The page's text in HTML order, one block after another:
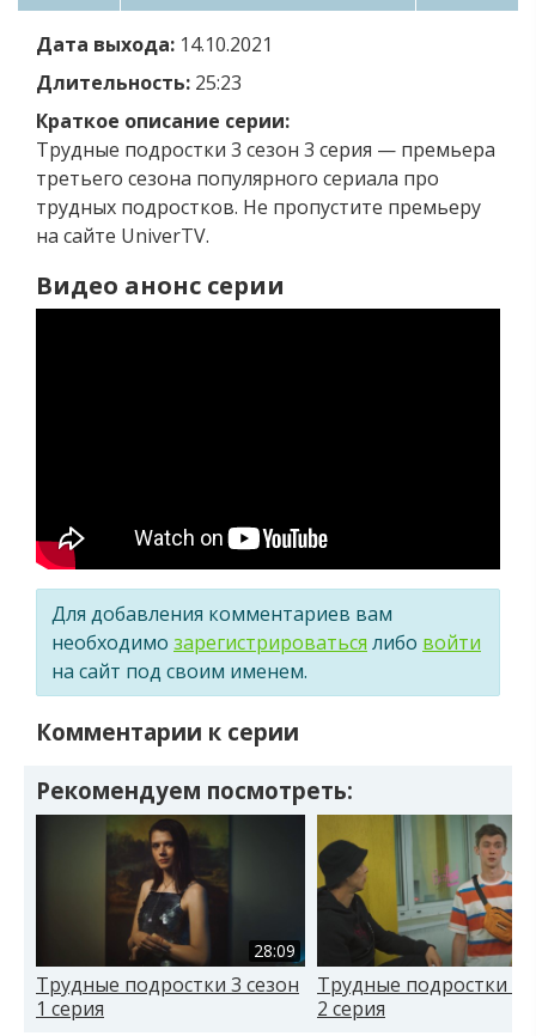
Дата выхода: 14.10.2021
Длительность: 25:23
Краткое описание серии:
Трудные подростки 3 сезон 3 серия — премьера
третьего сезона популярного сериала про
трудных подростков. Не пропустите премьеру
на сайте UniverTV.
Видео анонс серии
Для добавления комментариев вам
необходимо зарегистрироваться либо войти
на сайт под своим именем.
Комментарии к серии
Рекомендуем посмотреть:
28:09
Трудные подростки 3 сезон
1 серия
Трудные подростки 3
2 серия